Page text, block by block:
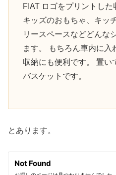
FIAT ロゴをプリントした
キッズのおもちゃ、キッ
リースペースなどどんな
ます。 もちろん車内に
収納にも便利です。 置い
バスケットです。
とあります。